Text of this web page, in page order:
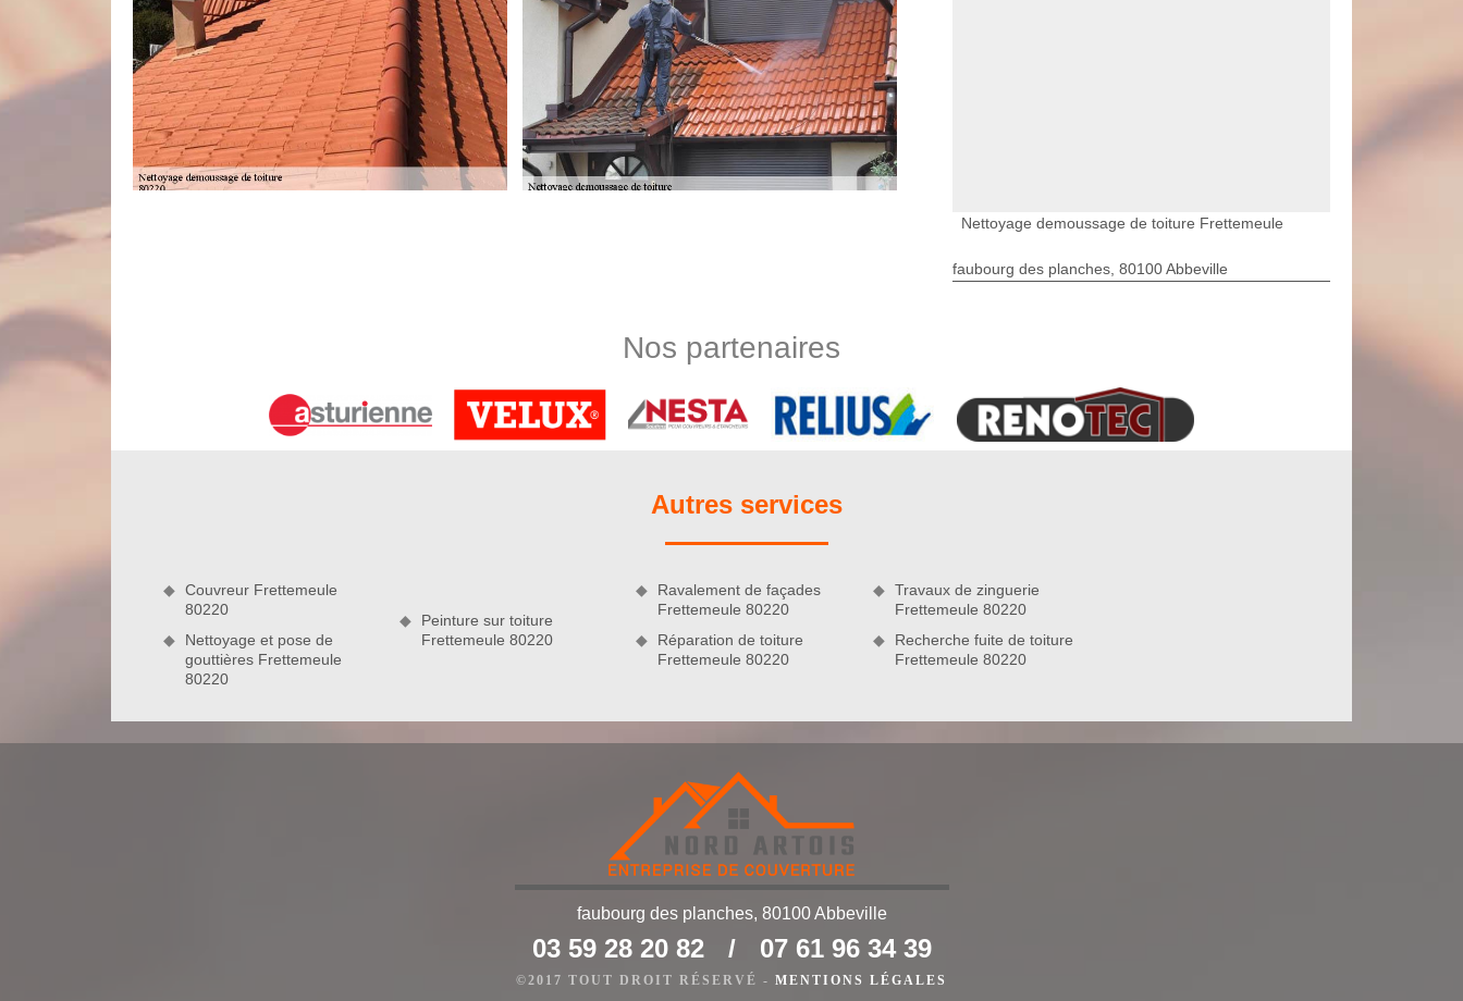
Nord Artois si vous recherchez un couvreur démoussage de toiture à Frettemeule 80220. Nos couvreurs
utiliseront des produits de traitement anti-mousse en adéquation avec votre matériau de couverture. Confiez-
Couvreur pas cher pour vos travaux d’entretien de toit
ensemble de la faisabilité de votre projet par rapport à vos moyens. Effectivement, nous pouvons ajuster nos
votre toiture sera propre et éclatante. N’oubliez pas, il faut démousser votre toiture au moins une fois par an !
Les mousses, les algues et les champignons sont des plantes qui abîment la peinture de la toiture. Qui dit
peinture dit : aspect esthétique et résistance envers l’humidité. En effet, lorsque la couverture de maison est
complication, mieux vaut être réglo sur la mise en œuvre d’un travail de démoussage de la toiture. Pour cette
Nettoyage demoussage de toiture Frettemeule
faubourg des planches, 80100 Abbeville
Nos partenaires
Autres services
Couvreur Frettemeule
80220
Nettoyage et pose de
gouttières Frettemeule
Peinture sur toiture
Frettemeule 80220
Ravalement de façades
Frettemeule 80220
Réparation de toiture
Frettemeule 80220
Travaux de zinguerie
Frettemeule 80220
Recherche fuite de toiture
Frettemeule 80220
faubourg des planches, 80100 Abbeville
03 59 28 20 82 / 07 61 96 34 39
©2017 TOUT DROIT RÉSERVÉ - MENTIONS LÉGALES